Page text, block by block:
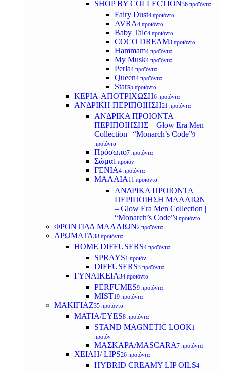
SHOP BY COLLECTION36 προϊόντα
Fairy Dust4 προϊόντα
AVRA4 προϊόντα
Baby Talc4 προϊόντα
COCO DREAM3 προϊόντα
Hammam4 προϊόντα
My Musk4 προϊόντα
Perla4 προϊόντα
Queen4 προϊόντα
Stars5 προϊόντα
ΚΕΡΙΑ-ΑΠΟΤΡΙΧΩΣΗ6 προϊόντα
ΑΝΔΡΙΚΗ ΠΕΡΙΠΟΙΗΣΗ21 προϊόντα
ΑΝΔΡΙΚΑ ΠΡΟΙΟΝΤΑ
ΠΕΡΙΠΟΙΗΣΗΣ – Glow Era Men
Collection | “Monarch’s Code”9
προϊόντα
Πρόσωπο7 προϊόντα
Σώμα1 προϊόν
ΓΕΝΙΑ4 προϊόντα
ΜΑΛΛΙΑ 11 προϊόντα
ΑΝΔΡΙΚΑ ΠΡΟΙΟΝΤΑ
ΠΕΡΙΠΟΙΗΣΗ ΜΑΛΛΙΩΝ
– Glow Era Men Collection |
“Monarch’s Code”9 προϊόντα
ΦΡΟΝΤΙΔΑ ΜΑΛΛΙΩΝ2 προϊόντα
ΑΡΩΜΑΤΑ38 προϊόντα
HOME DIFFUSERS4 προϊόντα
SPRAYS1 προϊόν
DIFFUSERS3 προϊόντα
ΓΥΝΑΙΚΕΙΑ34 προϊόντα
PERFUMES9 προϊόντα
MIST19 προϊόντα
ΜΑΚΙΓΙΑΖ35 προϊόντα
ΜΑΤΙΑ/EYES8 προϊόντα
STAND MAGNETIC LOOK1
προϊόν
ΜΑΣΚΑΡΑ/MASCARA7 προϊόντα
ΧΕΙΛΗ/ LIPS26 προϊόντα
HYBRID CREAMY LIP OILS4